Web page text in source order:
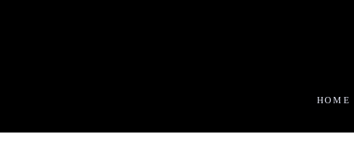
HOME